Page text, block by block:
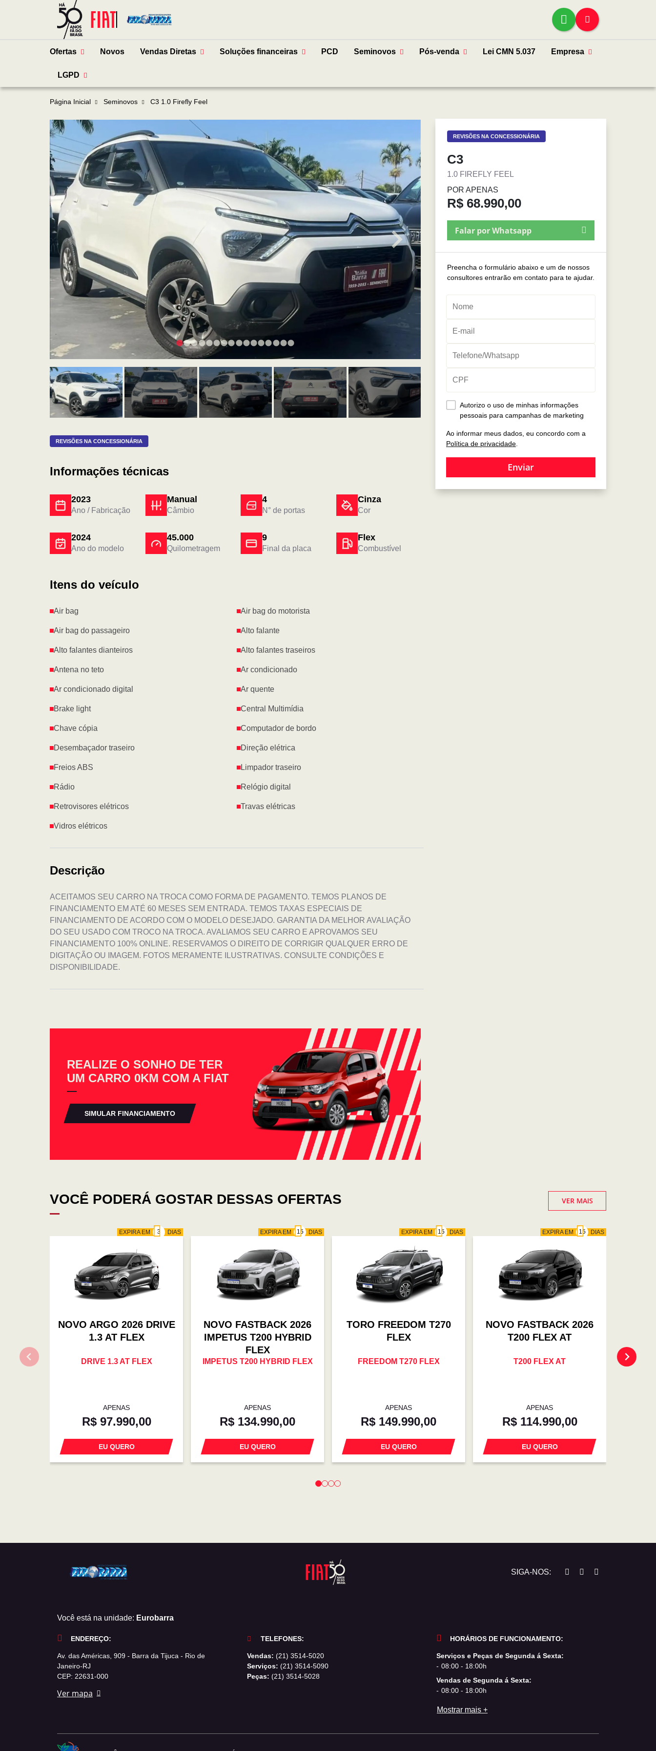
Ofertas Novos Vendas Diretas Soluções financeiras PCD Seminovos Pós-venda Lei CMN 5.037 Empresa
LGPD
Página Inicial Seminovos C3 1.0 Firefly Feel
REVISÕES NA CONCESSIONÁRIA
C3
1.0 FIREFLY FEEL
POR APENAS
R$ 68.990,00
Falar por Whatsapp
Preencha o formulário abaixo e um de nossos
consultores entrarão em contato para te ajudar.
Autorizo o uso de minhas informações
pessoais para campanhas de marketing
Ao informar meus dados, eu concordo com a
Política de privacidade.
Enviar
REVISÕES NA CONCESSIONÁRIA
Informações técnicas
2023
Ano / Fabricação
Manual
Câmbio
4
N° de portas
Cinza
Cor
2024
Ano do modelo
45.000
Quilometragem
9
Final da placa
Flex
Combustível
Itens do veículo
Air bag Air bag do motorista
Air bag do passageiro Alto falante
Alto falantes dianteiros Alto falantes traseiros
Antena no teto Ar condicionado
Ar condicionado digital Ar quente
Brake light Central Multimídia
Chave cópia Computador de bordo
Desembaçador traseiro Direção elétrica
Freios ABS Limpador traseiro
Rádio Relógio digital
Retrovisores elétricos Travas elétricas
Vidros elétricos
Descrição
ACEITAMOS SEU CARRO NA TROCA COMO FORMA DE PAGAMENTO. TEMOS PLANOS DE
FINANCIAMENTO EM ATÉ 60 MESES SEM ENTRADA. TEMOS TAXAS ESPECIAIS DE
FINANCIAMENTO DE ACORDO COM O MODELO DESEJADO. GARANTIA DA MELHOR AVALIAÇÃO
DO SEU USADO COM TROCO NA TROCA. AVALIAMOS SEU CARRO E APROVAMOS SEU
FINANCIAMENTO 100% ONLINE. RESERVAMOS O DIREITO DE CORRIGIR QUALQUER ERRO DE
DIGITAÇÃO OU IMAGEM. FOTOS MERAMENTE ILUSTRATIVAS. CONSULTE CONDIÇÕES E
DISPONIBILIDADE.
REALIZE O SONHO DE TER
UM CARRO 0KM COM A FIAT
SIMULAR FINANCIAMENTO
VOCÊ PODERÁ GOSTAR DESSAS OFERTAS VER MAIS
EXPIRA EM DIAS
NOVO ARGO 2026 DRIVE
1.3 AT FLEX
DRIVE 1.3 AT FLEX
APENAS
R$ 97.990,00
EU QUERO
EXPIRA EM DIAS
NOVO FASTBACK 2026
IMPETUS T200 HYBRID
FLEX
IMPETUS T200 HYBRID FLEX
APENAS
R$ 134.990,00
EU QUERO
EXPIRA EM DIAS
TORO FREEDOM T270
FLEX
FREEDOM T270 FLEX
APENAS
R$ 149.990,00
EU QUERO
EXPIRA EM DIAS
NOVO FASTBACK 2026
T200 FLEX AT
T200 FLEX AT
APENAS
R$ 114.990,00
EU QUERO
SIGA-NOS:
Você está na unidade: Eurobarra
ENDEREÇO:
Av. das Américas, 909 - Barra da Tijuca - Rio de
Janeiro-RJ
CEP: 22631-000
Ver mapa
TELEFONES:
Vendas: (21) 3514-5020
Serviços: (21) 3514-5090
Peças: (21) 3514-5028
HORÁRIOS DE FUNCIONAMENTO:
Serviços e Peças de Segunda á Sexta:
08:00 - 18:00h
Vendas de Segunda á Sexta:
08:00 - 18:00h
Mostrar mais +